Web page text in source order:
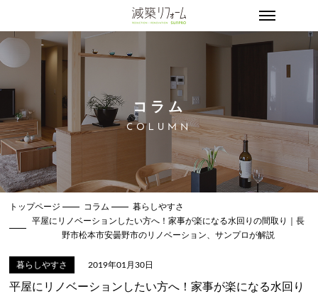
コラム
COLUMN
トップページ コラム
暮らしやすさ
平屋にリノベーションしたい方へ！家事が楽になる水回りの間取り｜長
野市松本市安曇野市のリノベーション、サンプロが解説
暮らしやすさ 2019年01月30日
平屋にリノベーションしたい方へ！家事が楽になる水回り